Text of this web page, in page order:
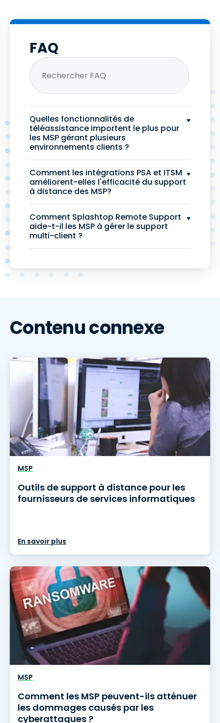
FAQ
Quelles fonctionnalités de
téléassistance importent le plus pour
les MSP gérant plusieurs
environnements clients ?
Comment les intégrations PSA et ITSM
améliorent-elles l'efficacité du support
à distance des MSP?
Comment Splashtop Remote Support
aide-t-il les MSP à gérer le support
multi-client ?
Contenu connexe
MSP
Outils de support à distance pour les
fournisseurs de services informatiques
En savoir plus
MSP
Comment les MSP peuvent-ils atténuer
les dommages causés par les
cyberattaques ?